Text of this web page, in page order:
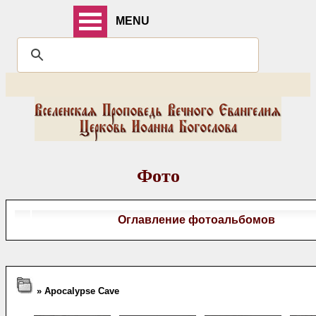
MENU
Фото
Оглавление фотоальбомов
» Apocalypse Cave